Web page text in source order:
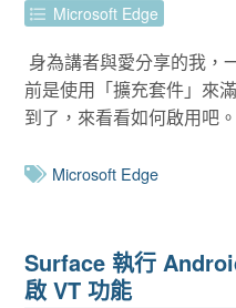
Microsoft Edge
身為講者與愛分享的我，
前是使用「擴充套件」來
到了，來看看如何啟用吧。
Microsoft Edge
Surface 執行
啟 VT 功能